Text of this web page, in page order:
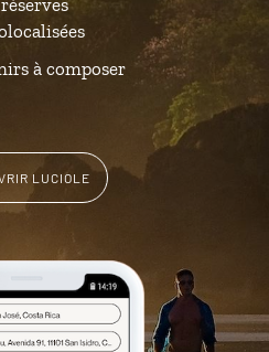
à composer
LUCIOLE